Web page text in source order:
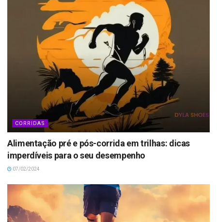
CORRIDAS
Alimentação pré e pós-corrida em trilhas: dicas
imperdíveis para o seu desempenho
07/02/2024